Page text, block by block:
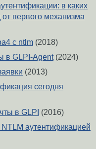
в каких
первого механизма
c ntlm (2018)
в GLPI-Agent(2024)
(2013)
сегодня
в GLPI (2016)
аутентификацией